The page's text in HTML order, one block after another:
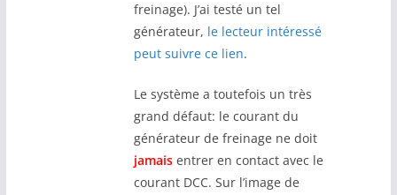
freinage). J’ai testé un tel
générateur, le lecteur intéressé
peut suivre ce lien.
Le système a toutefois un très
grand défaut: le courant du
générateur de freinage ne doit
jamais entrer en contact avec le
courant DCC. Sur l’image de